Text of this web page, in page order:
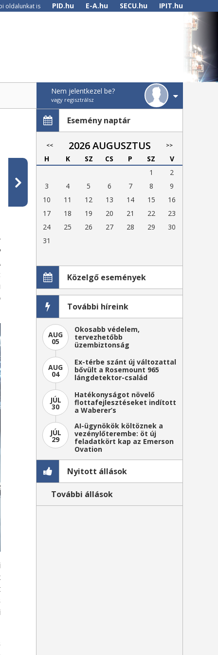
oldalunkat is PID.hu E-A.hu SECU.hu IPIT.hu
Nem jelentkezel be?
vagy regisztrálsz
Esemény naptár
<< 2026 AUGUSZTUS >>
H K SZ CS P SZ
V
1
2
3
4 5 6 7 8
9
10
11 12 13 14 15
16
17
18 19 20 21 22
23
24
25 26 27 28 29
30
31
Közelgő események
További híreink
AUG
05
Okosabb védelem,
tervezhetőbb
üzembiztonság
AUG
04
Ex-térbe szánt új változattal
bővült a Rosemount 965
lángdetektor-család
JÚL
30
Hatékonyságot növelő
flottafejlesztéseket indított
a Waberer’s
JÚL
29
AI-ügynökök költöznek a
vezénylőterembe: öt új
feladatkört kap az Emerson
Ovation
Nyitott állások
További állások